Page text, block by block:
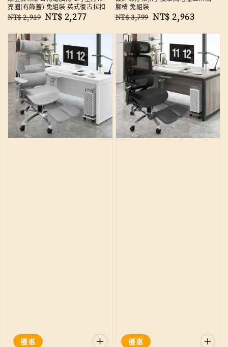
亮圈(有飾蓋) 免組裝 英式復古拉扣
Regular
NT$ 2,919 Sale
NT$ 2,277
腳椅 免組裝
Regular
NT$ 3,799 Sale
NT$ 2,963
優惠 優惠